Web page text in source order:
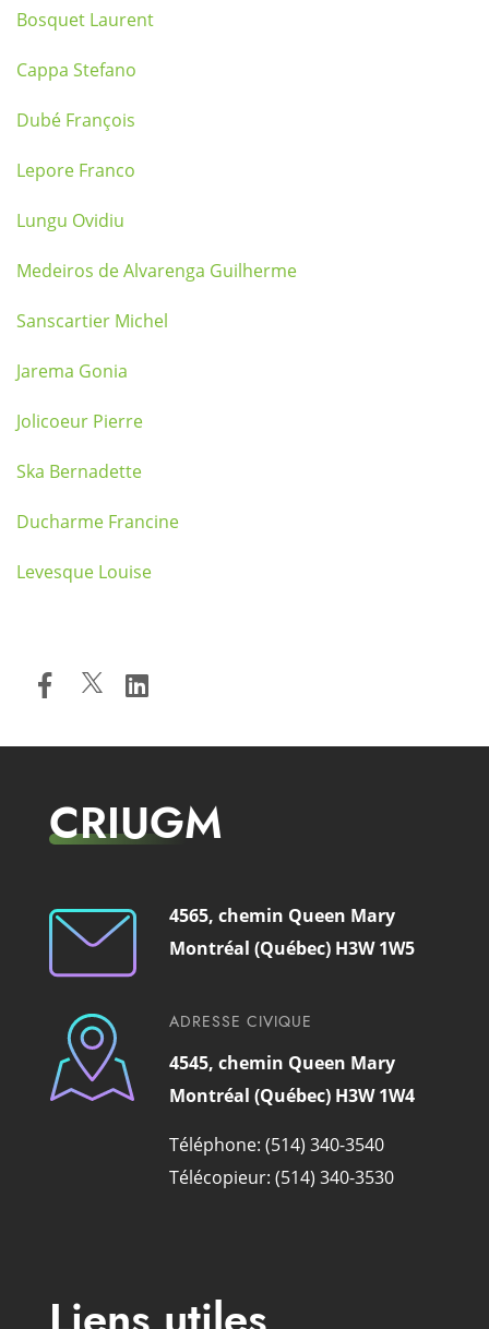
Bosquet Laurent
Cappa Stefano
Dubé François
Lepore Franco
Lungu Ovidiu
Medeiros de Alvarenga Guilherme
Sanscartier Michel
Jarema Gonia
Jolicoeur Pierre
Ska Bernadette
Ducharme Francine
Levesque Louise
CRIUGM
4565, chemin Queen Mary
Montréal (Québec) H3W 1W5
ADRESSE CIVIQUE
4545, chemin Queen Mary
Montréal (Québec) H3W 1W4
Téléphone: (514) 340-3540
Télécopieur: (514) 340-3530